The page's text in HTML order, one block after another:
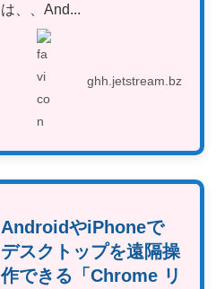
は、、And...
ghh.jetstream.bz
AndroidやiPhoneで
デスクトップを遠隔操
作できる「Chrome リ